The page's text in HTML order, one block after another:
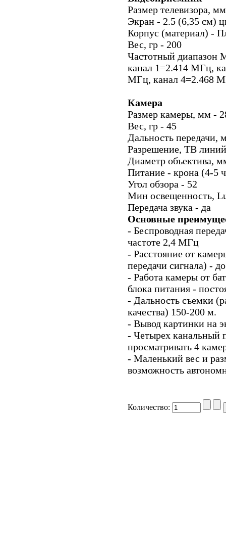
Размер телевизора,
Экран - 2.5 (6,35 см)
Корпус (материал) -
Вес, гр - 200
Частотный диапазон
канал 1=2.414 МГц,
МГц, канал 4=2.468
Камера
Размер камеры, мм -
Вес, гр - 45
Дальность передачи,
Разрешение, ТВ
Диаметр объектива,
Питание - крона (4-5
Угол обзора - 52
Мин освещенность,
Передача звука - да
Основные
- Беспроводная
частоте 2,4 МГц
- Расстояние от
передачи сигнала) -
- Работа камеры от
блока питания -
- Дальность съемки
качества) 150-200 м.
- Вывод картинки на
- Четырех канальный
просматривать 4
- Маленький вес и
возможность
Количество: